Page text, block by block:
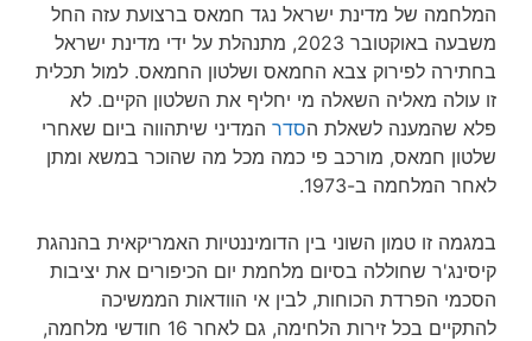
המלחמה של מדינת ישראל נגד חמאס ברצועת עזה החל
משבעה באוקטובר 2023, מתנהלת על ידי מדינת ישראל
בחתירה לפירוק צבא החמאס ושלטון החמאס. למול תכלית
זו עולה מאליה השאלה מי יחליף את השלטון הקיים. לא
פלא שהמענה לשאלת הסדר המדיני שיתהווה ביום שאחרי
שלטון חמאס, מורכב פי כמה מכל מה שהוכר במשא ומתן
לאחר המלחמה ב-1973.
במגמה זו טמון השוני בין הדומיננטיות האמריקאית בהנהגת
קיסינג'ר שחוללה בסיום מלחמת יום הכיפורים את יציבות
הסכמי הפרדת הכוחות, לבין אי הוודאות הממשיכה
להתקיים בכל זירות הלחימה, גם לאחר 16 חודשי מלחמה,